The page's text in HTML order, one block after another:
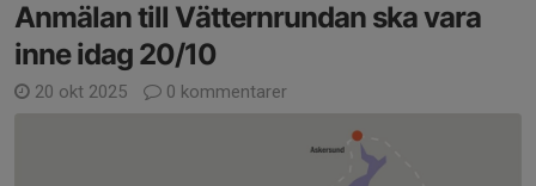
Anmälan till Vätternrundan ska vara
inne idag 20/10
20 okt 2025 0 kommentarer